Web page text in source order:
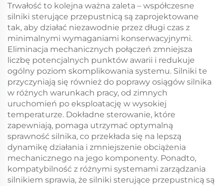
Trwałość to kolejna ważna zaleta – współczesne
silniki sterujące przepustnicą są zaprojektowane
tak, aby działać niezawodnie przez długi czas z
minimalnymi wymaganiami konserwacyjnymi.
Eliminacja mechanicznych połączeń zmniejsza
liczbę potencjalnych punktów awarii i redukuje
ogólny poziom skomplikowania systemu. Silniki te
przyczyniają się również do poprawy osiągów silnika
w różnych warunkach pracy, od zimnych
uruchomień po eksploatację w wysokiej
temperaturze. Dokładne sterowanie, które
zapewniają, pomaga utrzymać optymalną
sprawność silnika, co przekłada się na lepszą
dynamikę działania i zmniejszenie obciążenia
mechanicznego na jego komponenty. Ponadto,
kompatybilność z różnymi systemami zarządzania
silnikiem sprawia, że silniki sterujące przepustnicą są